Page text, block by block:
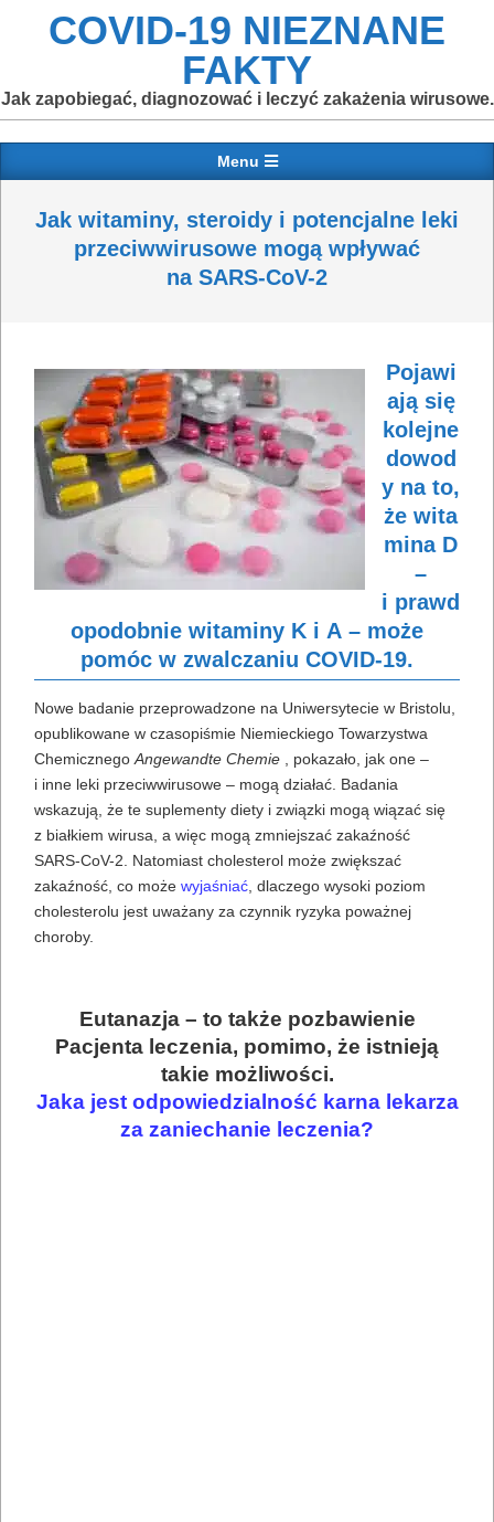
COVID-19 NIEZNANE
FAKTY
Jak zapobiegać, diagnozować i leczyć zakażenia wirusowe.
Navigation
Menu
Jak witaminy, steroidy i potencjalne leki
przeciwwirusowe mogą wpływać
na SARS-CoV-2
Pojawi
ają się
kolejne
dowod
y na to,
że wita
mina D
–
i prawd
opodobnie witaminy K i A – może
pomóc w zwalczaniu COVID-19.
Nowe badanie przeprowadzone na Uniwersytecie w Bristolu,
opublikowane w czasopiśmie Niemieckiego Towarzystwa
ChemicznegoAngewandte Chemie , pokazało, jak one –
i inne leki przeciwwirusowe – mogą działać. Badania
wskazują, że te suplementy diety i związki mogą wiązać się
z białkiem wirusa, a więc mogą zmniejszać zakaźność
SARS-CoV-2. Natomiast cholesterol może zwiększać
zakaźność, co może wyjaśniać, dlaczego wysoki poziom
cholesterolu jest uważany za czynnik ryzyka poważnej
choroby.
Eutanazja – to także pozbawienie
Pacjenta leczenia, pomimo, że istnieją
takie możliwości.
Jaka jest odpowiedzialność karna lekarza
za zaniechanie leczenia?